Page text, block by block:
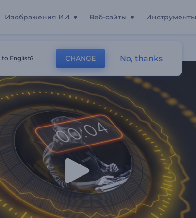
Изображения ИИ Веб-сайты Инструменты
ЭлектроБитов
English? CHANGE No, thanks